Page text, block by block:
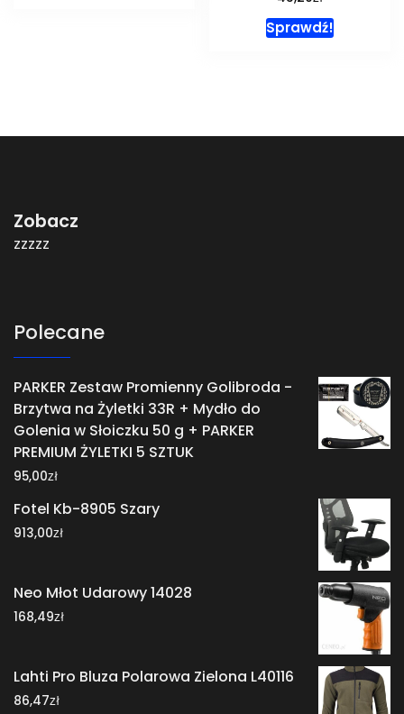
Sprawdź!
Zobacz
zzzzz
Polecane
PARKER Zestaw Promienny Golibroda -
Brzytwa na Żyletki 33R + Mydło do
Golenia w Słoiczku 50 g + PARKER
PREMIUM ŻYLETKI 5 SZTUK
95,00zł
Fotel Kb-8905 Szary
913,00zł
Neo Młot Udarowy 14028
168,49zł
Lahti Pro Bluza Polarowa Zielona L40116
86,47zł